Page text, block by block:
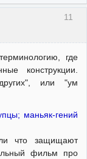
11
где
конструкции.
или "ум
маньяк-гений
что защищают
фильм про